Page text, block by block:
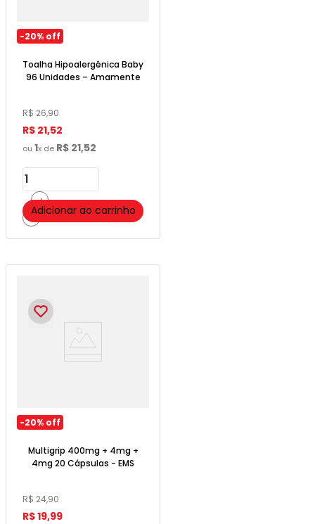
-20% off
Toalha Hipoalergênica Baby
96 Unidades – Amamente
R$ 26,90
R$ 21,52
ou 1x de R$ 21,52
＋
－Adicionar ao carrinho
-20% off
Multigrip 400mg + 4mg +
4mg 20 Cápsulas - EMS
R$ 24,90
R$19,99